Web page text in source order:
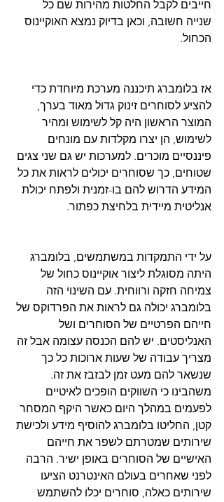
חייבים לקבל החלטות מהירות שם כל
שנייה חשובה, וכאן בדיוק נמצא האוקיינוס
הכחול.
אז בלומברג תיכננה מערכת מיוחדת כדי
להציע לסוחרים זינוק גדול מאוד בערך,
המוצר הראשון היה קל לשימוש ומהיר
לשימוש, הן יצרו מקלדות עם מונחים
פיננסיים מוכרים. למערכות יש גם שני צגים
שטוחים, כך שסוחרים יכולים לראות את כל
המידע הדרוש להם בו-זמנית ולפתח יכולת
אנליטית מיידית בלחיצת כפתור.
על ידי התמקדות במשתמשים, בלומברג
היתה מסוגלת ליצור אוקיינוס ​​כחול של
צמיחה חזקה ורווחית. עם השינוי הזה
בלומברג יכולה גם לראות את הפרדוקס של
חייהם הפרטיים של הסוחרים ושל
האנליסטים. יש להם הכנסה עצומה אבל זה
מצריך עבודה של שעות ארוכות כל כך
שנשאר להם מעט זמן לבזבז את זה.
משהבינו כי השווקים הופכים לאיטיים
לפעמים במהלך היום כאשר היקף המסחר
קטן, החליטו בלומברג להוסיף מידע ולכישת
שירותים שמטרתם לשפר את חייהם
האישיים של הסוחרים באופן ישיר. הרבה
לפני שאחרים בעולם האינטרנט הציעו
שירותים כאלה, סוחרים יכלו להשתמש